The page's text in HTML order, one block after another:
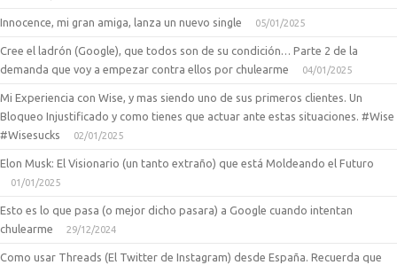
Innocence, mi gran amiga, lanza un nuevo single 05/01/2025
Cree el ladrón (Google), que todos son de su condición… Parte 2 de la
demanda que voy a empezar contra ellos por chulearme
04/01/2025
Mi Experiencia con Wise, y mas siendo uno de sus primeros clientes. Un
Bloqueo Injustificado y como tienes que actuar ante estas situaciones. #Wise
#Wisesucks
02/01/2025
Elon Musk: El Visionario (un tanto extraño) que está Moldeando el Futuro
01/01/2025
Esto es lo que pasa (o mejor dicho pasara) a Google cuando intentan
chulearme
29/12/2024
Como usar Threads (El Twitter de Instagram) desde España. Recuerda que